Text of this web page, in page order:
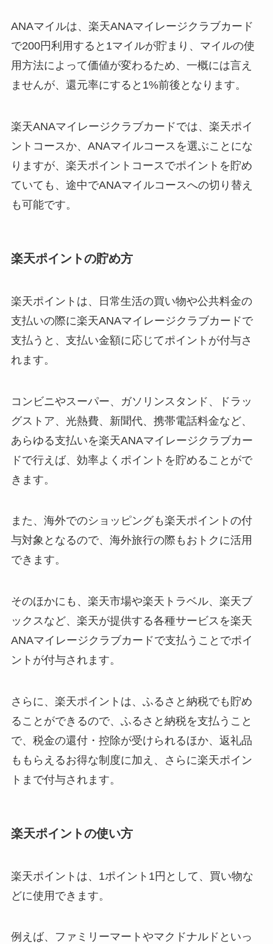
ANAマイルは、楽天ANAマイレージクラブカード
で200円利用すると1マイルが貯まり、マイルの使
用方法によって価値が変わるため、一概には言え
ませんが、還元率にすると1%前後となります。
楽天ANAマイレージクラブカードでは、楽天ポイ
ントコースか、ANAマイルコースを選ぶことにな
りますが、楽天ポイントコースでポイントを貯め
ていても、途中でANAマイルコースへの切り替え
も可能です。
楽天ポイントの貯め方
楽天ポイントは、日常生活の買い物や公共料金の
支払いの際に楽天ANAマイレージクラブカードで
支払うと、支払い金額に応じてポイントが付与さ
れます。
コンビニやスーパー、ガソリンスタンド、ドラッ
グストア、光熱費、新聞代、携帯電話料金など、
あらゆる支払いを楽天ANAマイレージクラブカー
ドで行えば、効率よくポイントを貯めることがで
きます。
また、海外でのショッピングも楽天ポイントの付
与対象となるので、海外旅行の際もおトクに活用
できます。
そのほかにも、楽天市場や楽天トラベル、楽天ブ
ックスなど、楽天が提供する各種サービスを楽天
ANAマイレージクラブカードで支払うことでポイ
ントが付与されます。
さらに、楽天ポイントは、ふるさと納税でも貯め
ることができるので、ふるさと納税を支払うこと
で、税金の還付・控除が受けられるほか、返礼品
ももらえるお得な制度に加え、さらに楽天ポイン
トまで付与されます。
楽天ポイントの使い方
楽天ポイントは、1ポイント1円として、買い物な
どに使用できます。
例えば、ファミリーマートやマクドナルドといっ